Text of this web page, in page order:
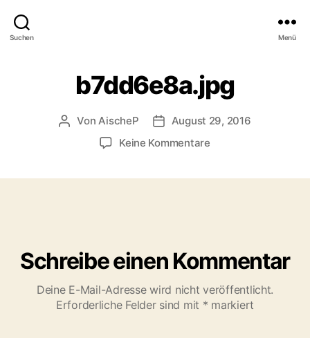
Suchen Menü
b7dd6e8a.jpg
Beitragsautor
VonAischeP Veröffentlichungsdatum
August 29, 2016
Keine Kommentarezu
Schreibe einen Kommentar
Deine E-Mail-Adresse wird nicht veröffentlicht.
Erforderliche Felder sind mit * markiert